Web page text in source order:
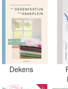
Dekens